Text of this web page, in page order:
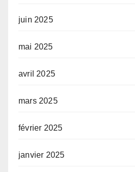
juin 2025
mai 2025
avril 2025
mars 2025
février 2025
janvier 2025